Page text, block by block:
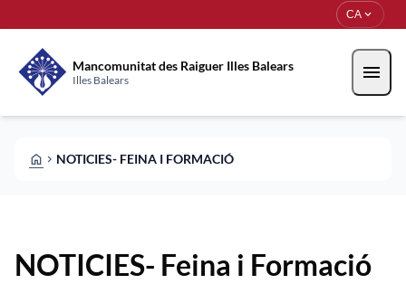
CA expand_more
Mancomunitat des Raiguer Illes Balears
Illes Balears menu
HOME CHEVRON_RIGHT NOTICIES- FEINA I FORMACIÓ
NOTICIES- Feina i Formació